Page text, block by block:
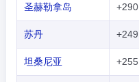
圣赫勒拿岛 +290
苏丹 +249
坦桑尼亚 +255